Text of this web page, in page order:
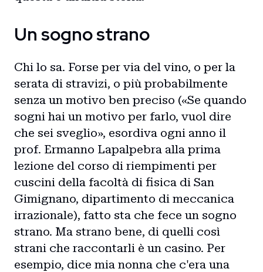
Un sogno strano
Chi lo sa. Forse per via del vino, o per la
serata di stravizi, o più probabilmente
senza un motivo ben preciso («Se quando
sogni hai un motivo per farlo, vuol dire
che sei sveglio», esordiva ogni anno il
prof. Ermanno Lapalpebra alla prima
lezione del corso di riempimenti per
cuscini della facoltà di fisica di San
Gimignano, dipartimento di meccanica
irrazionale), fatto sta che fece un sogno
strano. Ma strano bene, di quelli così
strani che raccontarli è un casino. Per
esempio, dice mia nonna che c'era una